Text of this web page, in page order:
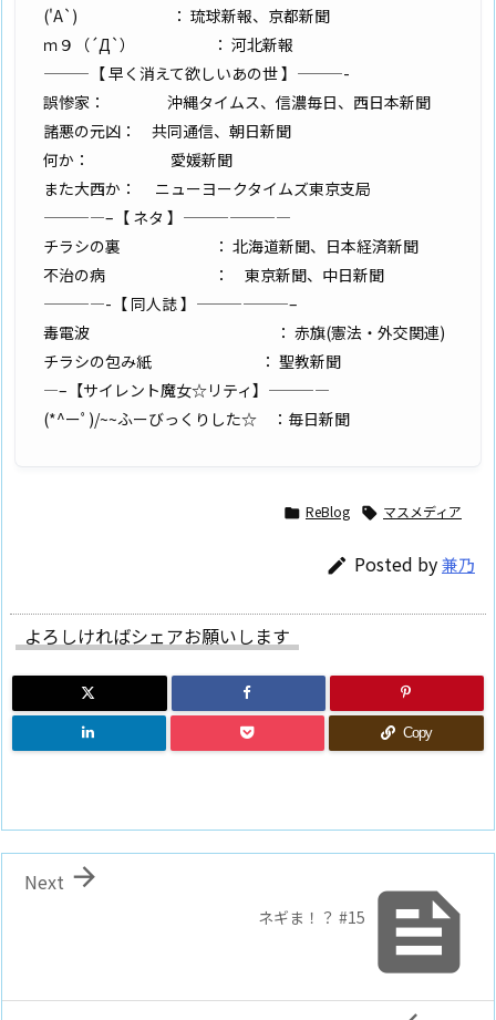
('A`) ： 琉球新報、京都新聞
ｍ９（´Д`） ： 河北新報
———【 早く消えて欲しいあの世 】———-
誤惨家： 沖縄タイムス、信濃毎日、西日本新聞
諸悪の元凶： 共同通信、朝日新聞
何か： 愛媛新聞
また大西か： ニューヨークタイムズ東京支局
————–【 ネタ 】———————
チラシの裏 ： 北海道新聞、日本経済新聞
不治の病 ： 東京新聞、中日新聞
————-【 同人誌 】——————–
毒電波 ： 赤旗(憲法・外交関連)
チラシの包み紙 ： 聖教新聞
—–【サイレント魔女☆リティ】————
(*^ーﾟ)/~~ふーびっくりした☆ ：毎日新聞
 ReBlog  マスメディア
 Posted by兼乃
よろしければシェアお願いします
Copy

ネギま！？ #15

Next